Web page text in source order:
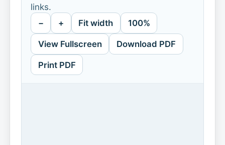
links.
− + Fit width 100%
View Fullscreen Download PDF
Print PDF